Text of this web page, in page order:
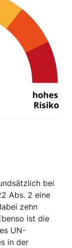
bei
Abs. 2 eine
zehn
ist die
UN-
in der